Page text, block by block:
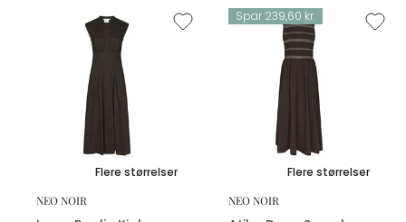
Flere størrelser
NEO NOIR
Spar 239,60 kr.
Flere størrelser
NEO NOIR